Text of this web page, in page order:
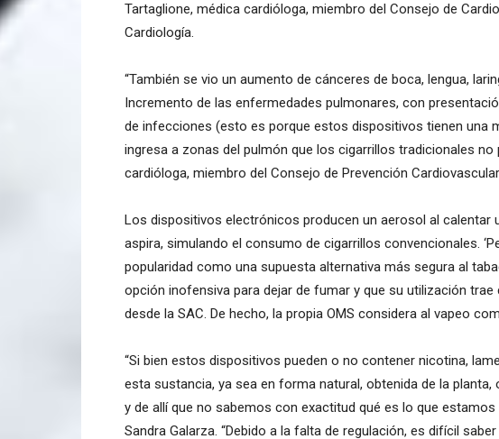
Tartaglione, médica cardióloga, miembro del Consejo de
Cardiología.
“También se vio un aumento de cánceres de boca, lengua,
Incremento de las enfermedades pulmonares, con
de infecciones (esto es porque estos dispositivos tienen una
ingresa a zonas del pulmón que los cigarrillos tradicionales no
cardióloga, miembro del Consejo de Prevención
Los dispositivos electrónicos producen un aerosol al calentar
aspira, simulando el consumo de cigarrillos convencionales.
popularidad como una supuesta alternativa más segura al
opción inofensiva para dejar de fumar y que su utilización trae
desde la SAC. De hecho, la propia OMS considera al vapeo
“Si bien estos dispositivos pueden o no contener nicotina,
esta sustancia, ya sea en forma natural, obtenida de la
y de allí que no sabemos con exactitud qué es lo que
Sandra Galarza. “Debido a la falta de regulación, es difícil